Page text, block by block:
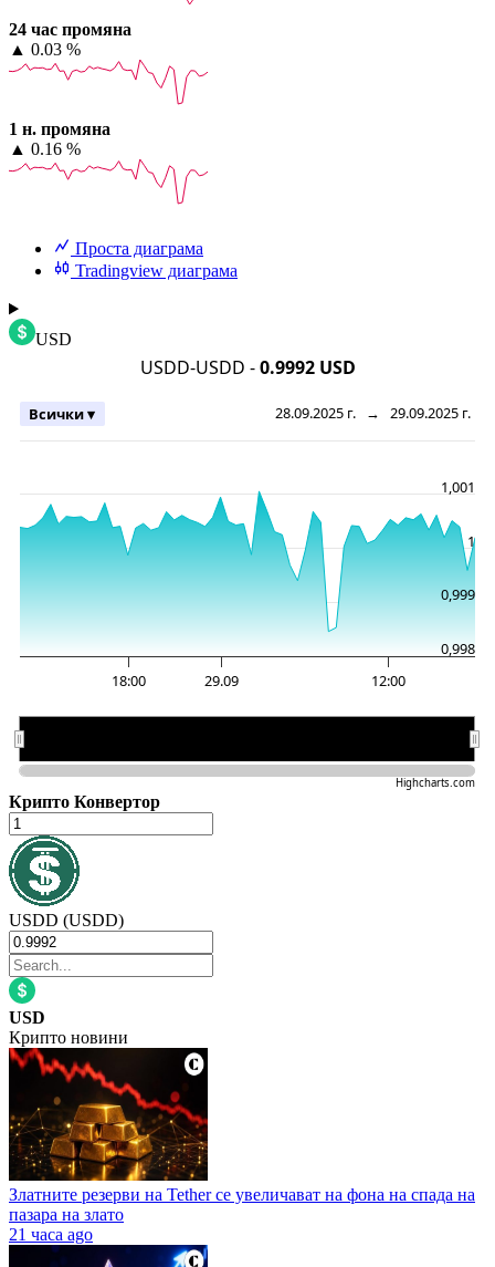
24 час промяна
▲ 0.03 %
1 н. промяна
▲ 0.16 %
Проста диаграма
Tradingview диаграма
USD
USDD-USDD -0.9992 USD
28.09.2025 г. → 29.09.2025 г.
Всички ▾
18:00 29.09 12:00
0,998
0,999
1
1,001
Highcharts.com
Крипто Конвертор
USDD (USDD)
USD
Крипто новини
Златните резерви на Tether се увеличават на фона на спада на
пазара на злато
21 часа ago